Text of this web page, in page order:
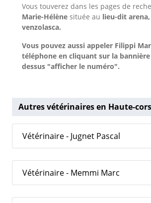
Vous touverez dans les pages de
Marie-Hélène située au lieu-dit arena,
venzolasca.
Vous pouvez aussi appeler Filippi
téléphone en cliquant sur la
dessus "afficher le numéro".
Autres vétérinaires en Haute-
Vétérinaire - Jugnet Pascal
Vétérinaire - Memmi Marc